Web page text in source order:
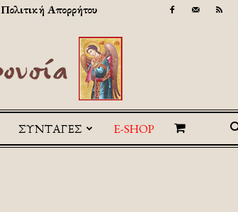
Πολιτική Απορρήτου
ΣΥΝΤΑΓΕΣ E-SHOP